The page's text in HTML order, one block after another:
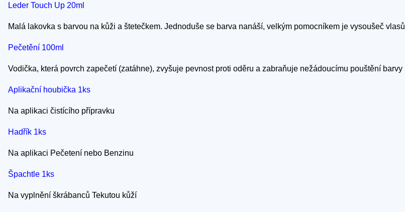
Leder Touch Up 20ml
Malá lakovka s barvou na kůži a štetečkem. Jednoduše se barva nanáší, velkým pomocníkem je vysoušeč vlasů
Pečetění 100ml
Vodička, která povrch zapečetí (zatáhne), zvyšuje pevnost proti oděru a zabraňuje nežádoucímu pouštění barvy
Aplikační houbička 1ks
Na aplikaci čistícího přípravku
Hadřík 1ks
Na aplikaci Pečetení nebo Benzinu
Špachtle 1ks
Na vyplnění škrábanců Tekutou kůží